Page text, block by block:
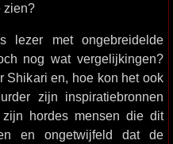
zien?
met ongebreidelde
nog wat vergelijkingen?
Shikari en, hoe kon het ook
zijn inspiratiebronnen
hordes mensen die dit
en ongetwijfeld dat de